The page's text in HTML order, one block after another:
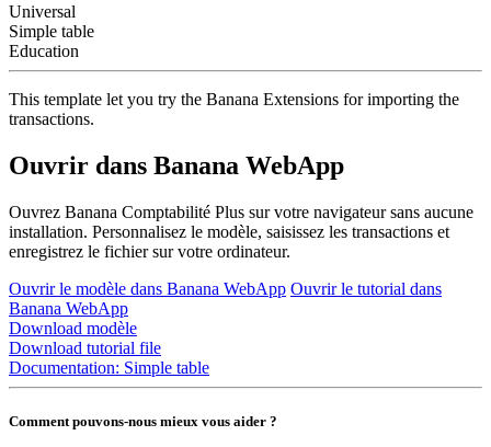
Universal
Simple table
Education
This template let you try the Banana Extensions for importing the
transactions.
Ouvrir dans Banana WebApp
Ouvrez Banana Comptabilité Plus sur votre navigateur sans aucune
installation. Personnalisez le modèle, saisissez les transactions et
enregistrez le fichier sur votre ordinateur.
Ouvrir le modèle dans Banana WebApp Ouvrir le tutorial dans
Banana WebApp
Download modèle
Download tutorial file
Documentation: Simple table
Comment pouvons-nous mieux vous aider ?